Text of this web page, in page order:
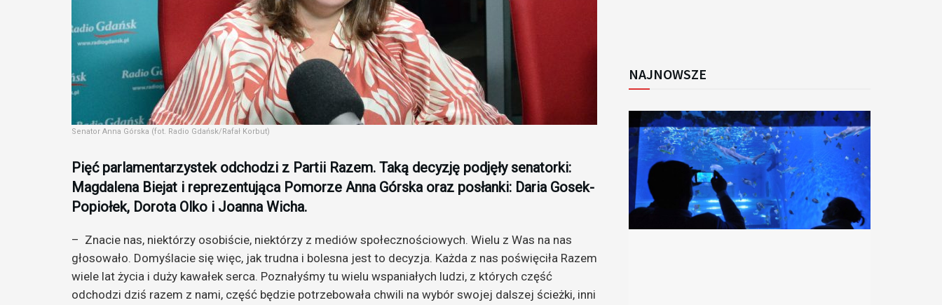
Senator Anna Górska (fot. Radio Gdańsk/Rafał Korbut)
Pięć parlamentarzystek odchodzi z Partii Razem. Taką decyzję podjęły senatorki:
Magdalena Biejat i reprezentująca Pomorze Anna Górska oraz posłanki: Daria Gosek-
Popiołek, Dorota Olko i Joanna Wicha.
– Znacie nas, niektórzy osobiście, niektórzy z mediów społecznościowych. Wielu z Was na nas
głosowało. Domyślacie się więc, jak trudna i bolesna jest to decyzja. Każda z nas poświęciła Razem
wiele lat życia i duży kawałek serca. Poznałyśmy tu wielu wspaniałych ludzi, z których część
odchodzi dziś razem z nami, część będzie potrzebowała chwili na wybór swojej dalszej ścieżki, inni
NAJNOWSZE